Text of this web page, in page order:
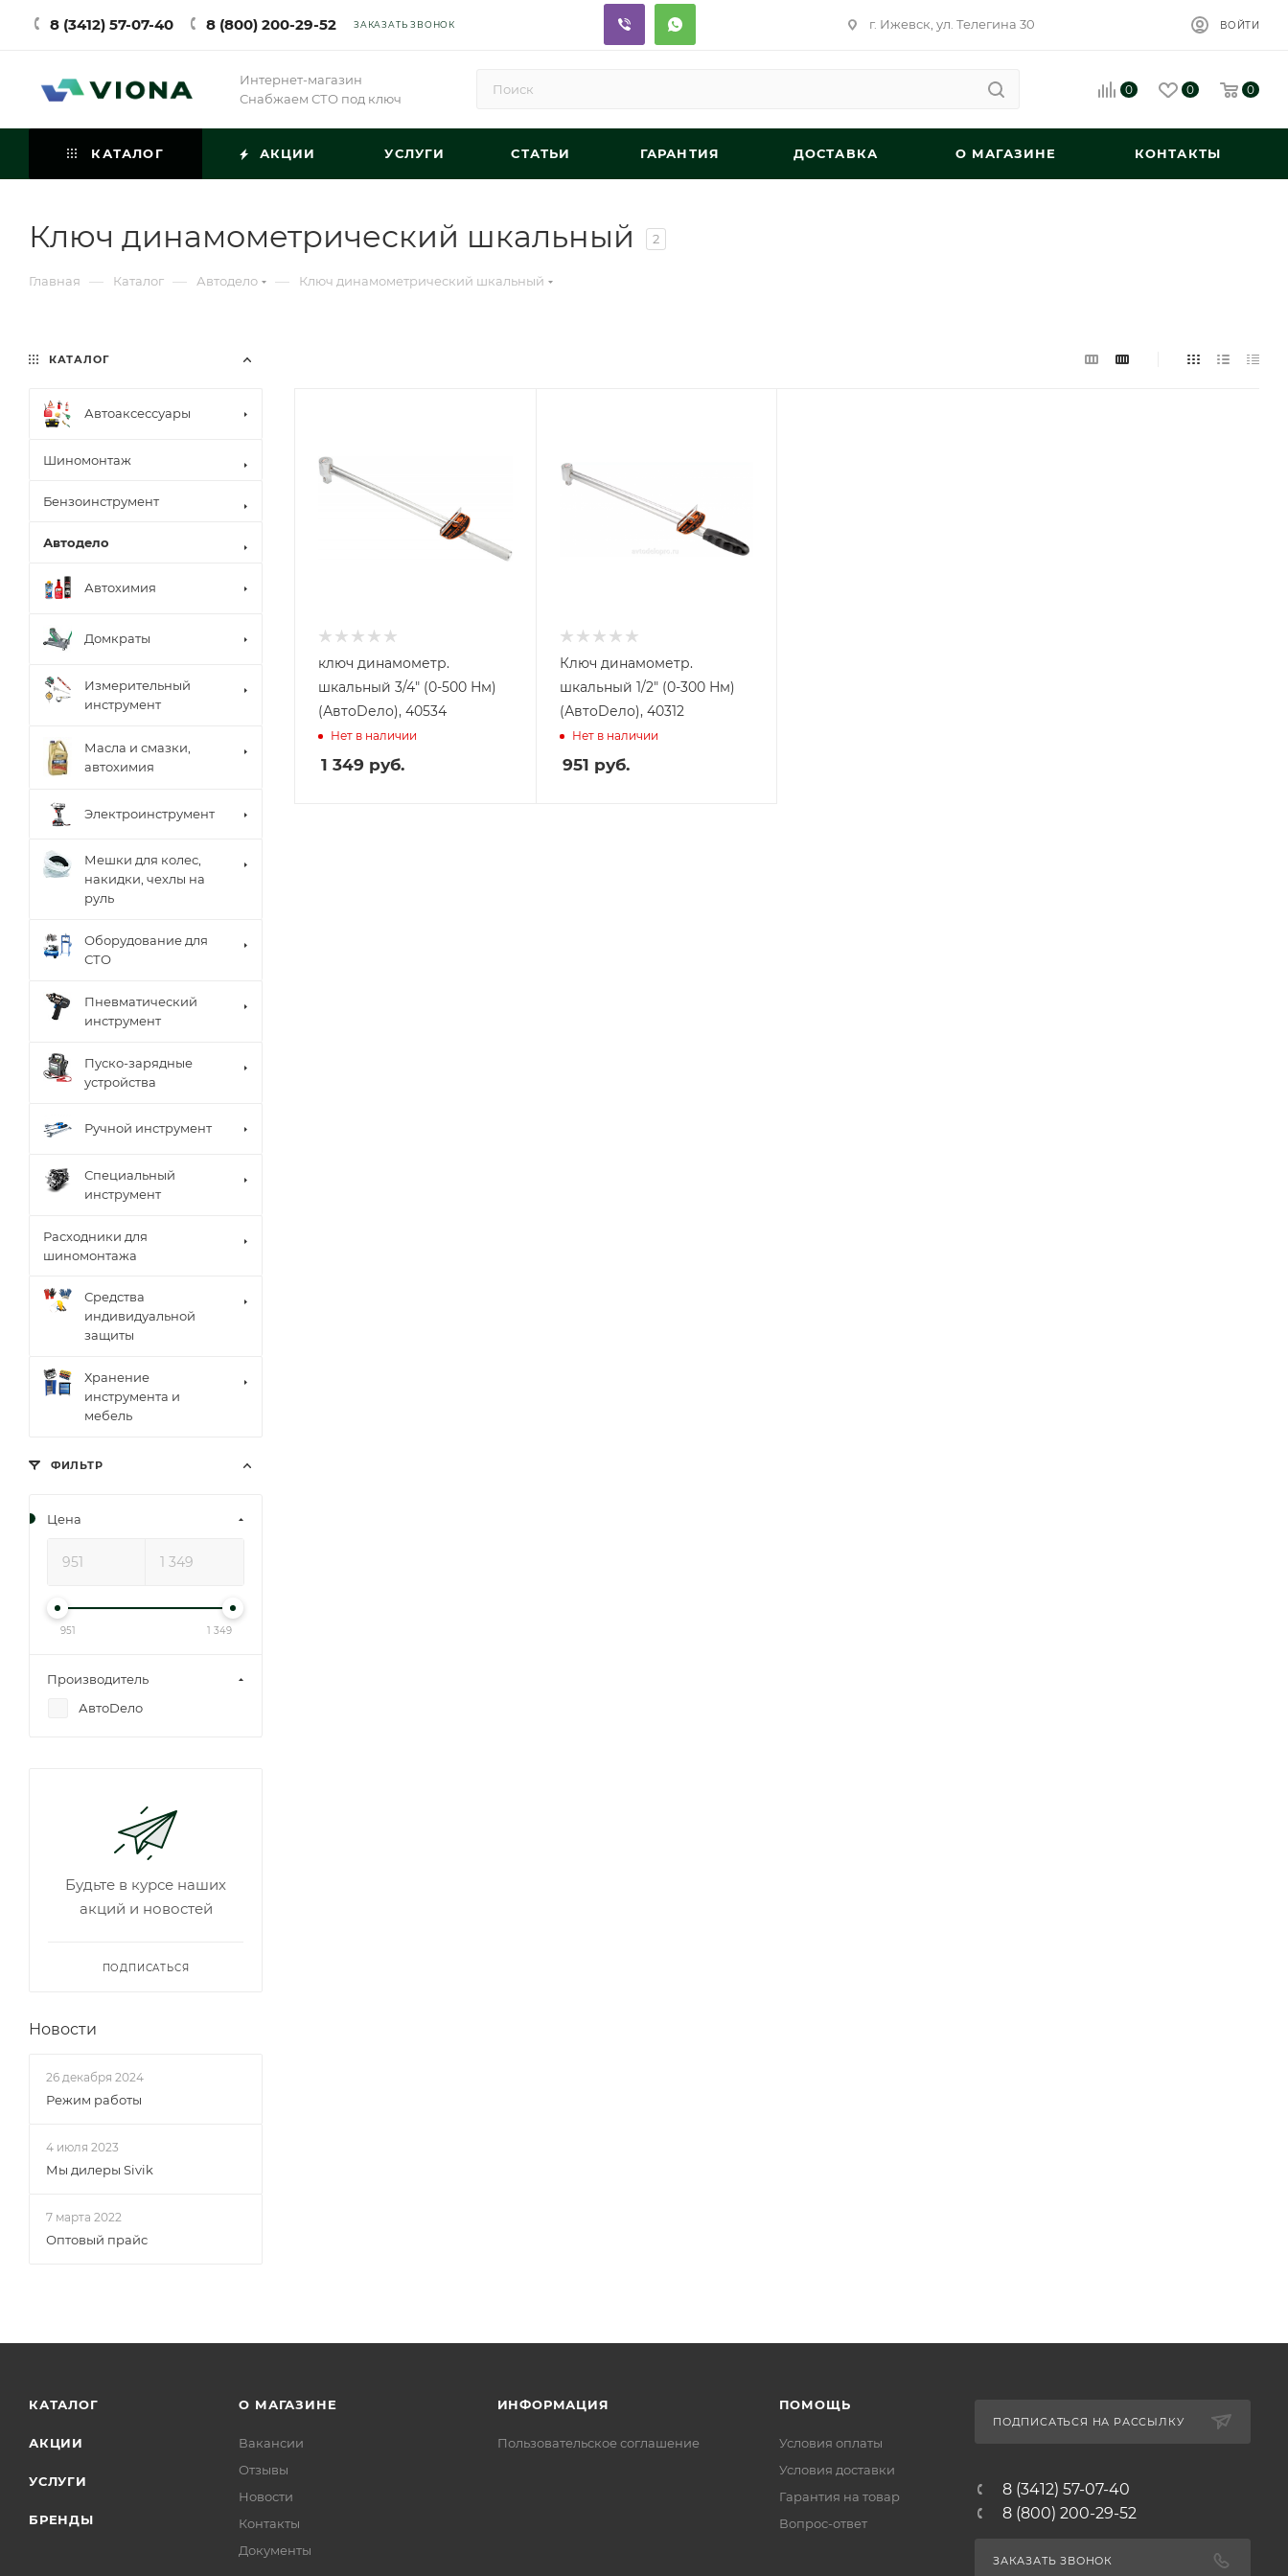
8 (3412) 57-07-40 8 (800) 200-29-52 ЗАКАЗАТЬ ЗВОНОК г. Ижевск, ул. Телегина 30 ВОЙТИ
Интернет-магазин
Снабжаем СТО под ключ
0 0 0
КАТАЛОГ АКЦИИ УСЛУГИ СТАТЬИ ГАРАНТИЯ ДОСТАВКА О МАГАЗИНЕ КОНТАКТЫ
Ключ динамометрический шкальный 2
Главная — Каталог — Автодело — Ключ динамометрический шкальный
ключ динамометр.
шкальный 3/4" (0-500 Нм)
(АвтоDело), 40534
Нет в наличии
1 349 руб.
Ключ динамометр.
шкальный 1/2" (0-300 Нм)
(АвтоDело), 40312
Нет в наличии
951 руб.
КАТАЛОГ
Автоаксессуары
Шиномонтаж
Бензоинструмент
Автодело
Автохимия
Домкраты
Измерительный
инструмент
Масла и смазки,
автохимия
Электроинструмент
Мешки для колес,
накидки, чехлы на
руль
Оборудование для
СТО
Пневматический
инструмент
Пуско-зарядные
устройства
Ручной инструмент
Специальный
инструмент
Расходники для
шиномонтажа
Средства
индивидуальной
защиты
Хранение
инструмента и
мебель
ФИЛЬТР
Цена
951 1 349
Производитель
АвтоDело
Будьте в курсе наших
акций и новостей
ПОДПИСАТЬСЯ
Новости
26 декабря 2024
Режим работы
4 июля 2023
Мы дилеры Sivik
7 марта 2022
Оптовый прайс
КАТАЛОГ
АКЦИИ
УСЛУГИ
БРЕНДЫ
О МАГАЗИНЕ
Вакансии
Отзывы
Новости
Контакты
Документы
ИНФОРМАЦИЯ
Пользовательское соглашение
ПОМОЩЬ
Условия оплаты
Условия доставки
Гарантия на товар
Вопрос-ответ
ПОДПИСАТЬСЯ НА РАССЫЛКУ
8 (3412) 57-07-40
8 (800) 200-29-52
ЗАКАЗАТЬ ЗВОНОК